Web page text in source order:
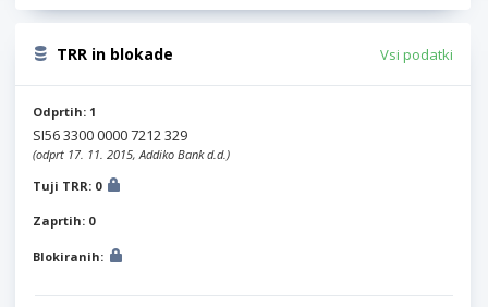
TRR in blokade Vsi podatki
Odprtih: 1
SI56 3300 0000 7212 329
(odprt 17. 11. 2015, Addiko Bank d.d.)
Tuji TRR: 0
Zaprtih: 0
Blokiranih: